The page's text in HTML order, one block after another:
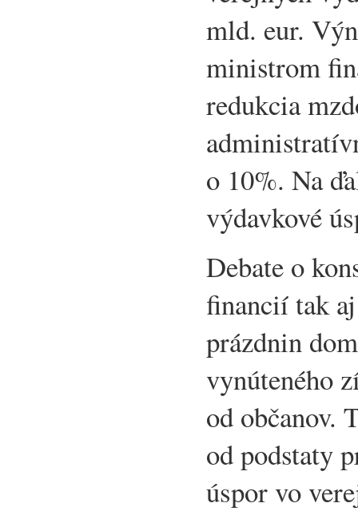
mld. eur.
ministrom
redukcia
o 10%. Na
výdavkové
Debate o
financií tak
prázdnin
vynúteného
od občanov.
od podstaty
úspor vo